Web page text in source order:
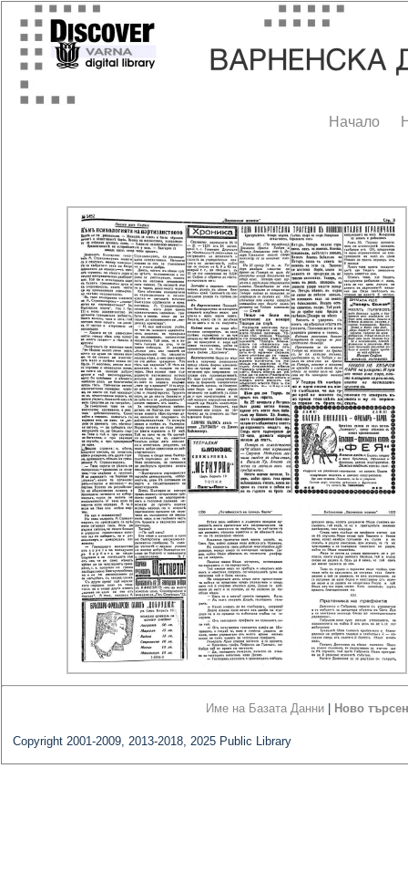
Начало
Име на Базата Данни Ново
Copyright 2001-2009, 2013-2018, 2025 Public Library